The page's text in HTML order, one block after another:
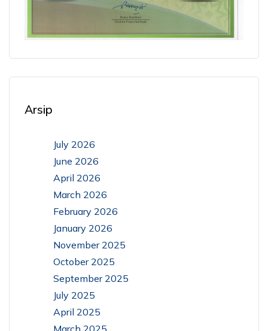
Arsip
July 2026
June 2026
April 2026
March 2026
February 2026
January 2026
November 2025
October 2025
September 2025
July 2025
April 2025